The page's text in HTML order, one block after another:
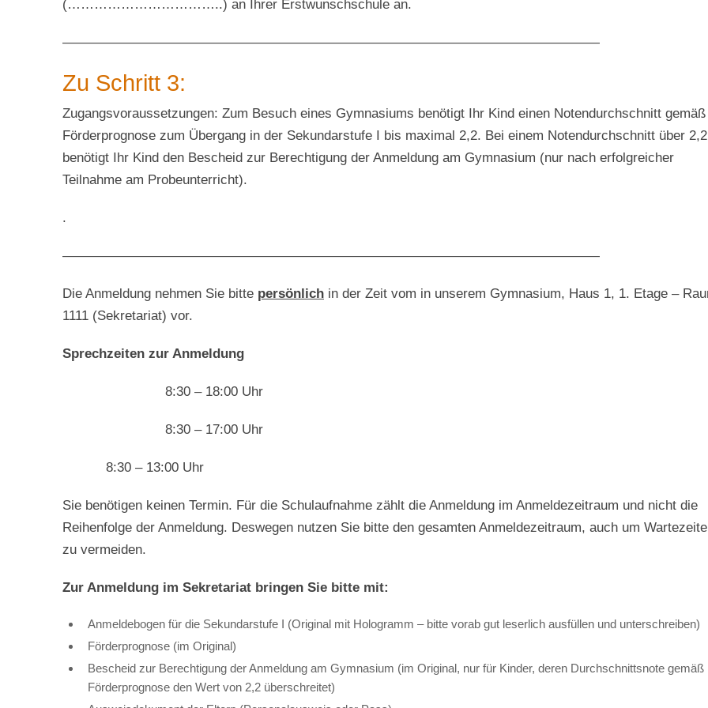
(……………………………..) an Ihrer Erstwunschschule an.
————————————————————————————————————————
Zu Schritt 3:
Zugangsvoraussetzungen: Zum Besuch eines Gymnasiums benötigt Ihr Kind einen Notendurchschnitt gemäß
Förderprognose zum Übergang in der Sekundarstufe I bis maximal 2,2. Bei einem Notendurchschnitt über 2,2
benötigt Ihr Kind den Bescheid zur Berechtigung der Anmeldung am Gymnasium (nur nach erfolgreicher
Teilnahme am Probeunterricht).
.
————————————————————————————————————————
Die Anmeldung nehmen Sie bitte persönlich in der Zeit vom in unserem Gymnasium, Haus 1, 1. Etage –
1111 (Sekretariat) vor.
Sprechzeiten zur Anmeldung
8:30 – 18:00 Uhr
8:30 – 17:00 Uhr
8:30 – 13:00 Uhr
Sie benötigen keinen Termin. Für die Schulaufnahme zählt die Anmeldung im Anmeldezeitraum und nicht die
Reihenfolge der Anmeldung. Deswegen nutzen Sie bitte den gesamten Anmeldezeitraum, auch um
zu vermeiden.
Zur Anmeldung im Sekretariat bringen Sie bitte mit:
Anmeldebogen für die Sekundarstufe I (Original mit Hologramm – bitte vorab gut leserlich ausfüllen und unterschreiben)
Förderprognose (im Original)
Bescheid zur Berechtigung der Anmeldung am Gymnasium (im Original, nur für Kinder, deren Durchschnittsnote gemäß
Förderprognose den Wert von 2,2 überschreitet)